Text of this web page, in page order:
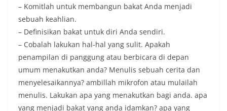
– Komitlah untuk membangun bakat Anda menjadi
sebuah keahlian.
– Definisikan bakat untuk diri Anda sendiri.
– Cobalah lakukan hal-hal yang sulit. Apakah
penampilan di panggung atau berbicara di depan
umum menakutkan anda? Menulis sebuah cerita dan
menyelesaikannya? ambillah mikrofon atau mulailah
menulis. Lakukan apa yang menakutkan bagi anda. apa
yang menjadi bakat yang anda idamkan? apa yang